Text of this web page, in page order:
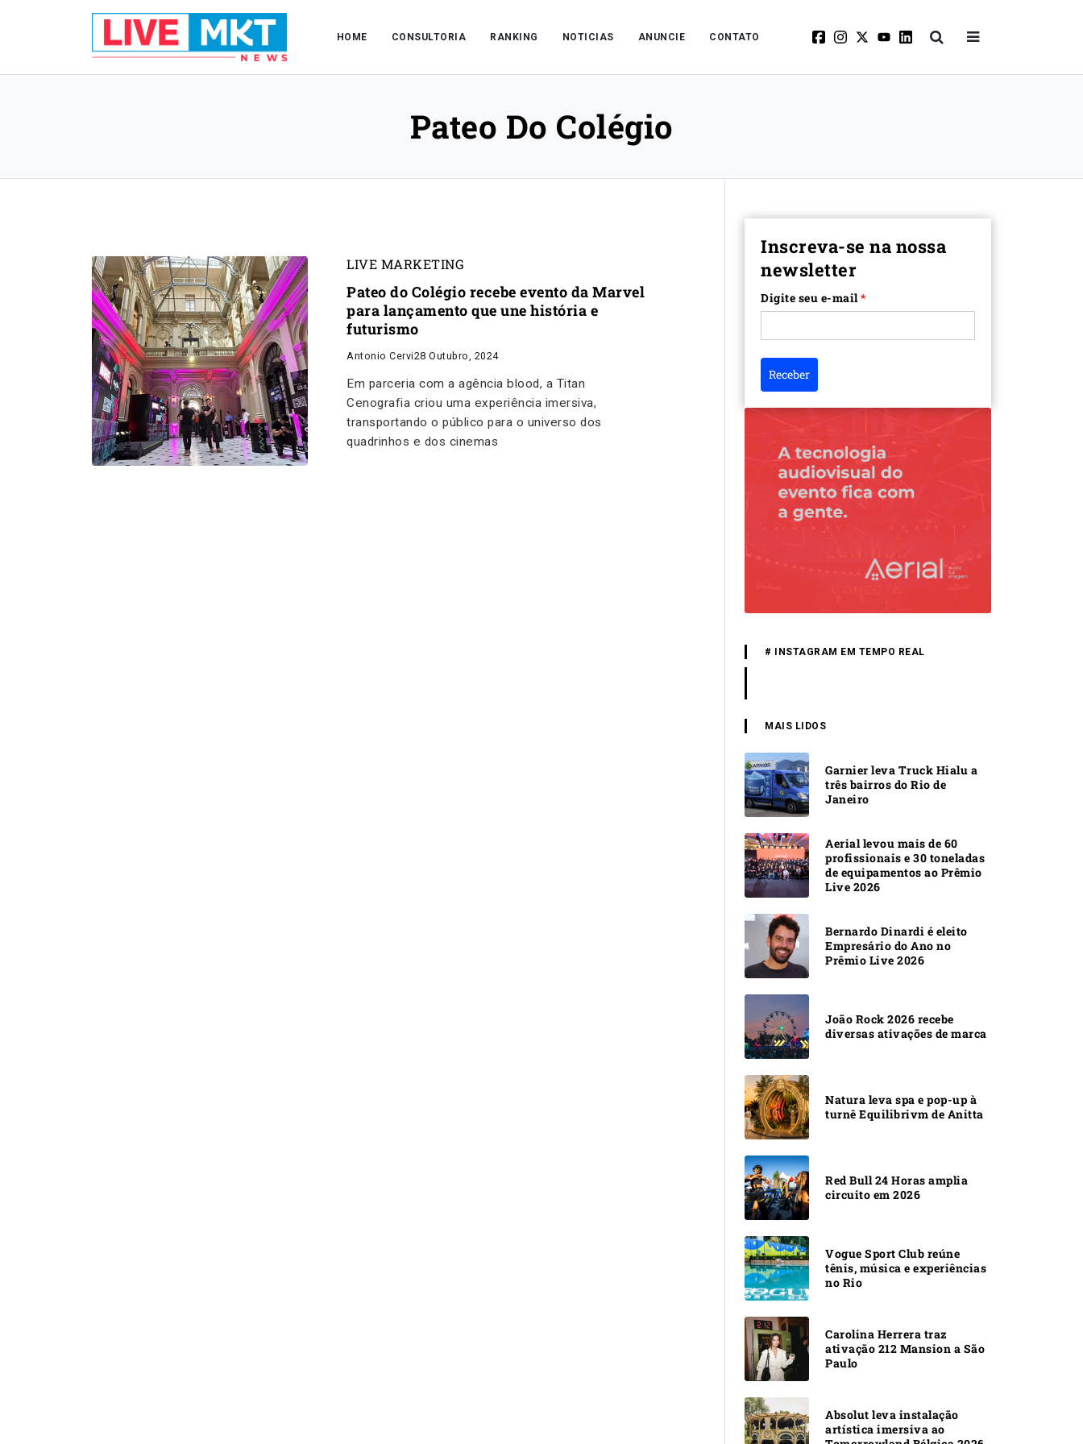
HOME CONSULTORIA RANKING NOTICIAS ANUNCIE CONTATO
Pateo Do Colégio
LIVE MARKETING
Pateo do Colégio recebe evento da Marvel
para lançamento que une história e
futurismo
Antonio Cervi28 Outubro, 2024
Em parceria com a agência blood, a Titan
Cenografia criou uma experiência imersiva,
transportando o público para o universo dos
quadrinhos e dos cinemas
Inscreva-se na nossa
newsletter
Digite seu e-mail*
Receber
# INSTAGRAM EM TEMPO REAL
MAIS LIDOS
Garnier leva Truck Hialu a
três bairros do Rio de
Janeiro
Aerial levou mais de 60
profissionais e 30 toneladas
de equipamentos ao Prêmio
Live 2026
Bernardo Dinardi é eleito
Empresário do Ano no
Prêmio Live 2026
João Rock 2026 recebe
diversas ativações de marca
Natura leva spa e pop-up à
turnê Equilibrivm de Anitta
Red Bull 24 Horas amplia
circuito em 2026
Vogue Sport Club reúne
tênis, música e experiências
no Rio
Carolina Herrera traz
ativação 212 Mansion a São
Paulo
Absolut leva instalação
artística imersiva ao